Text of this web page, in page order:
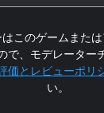
このゲームまた
で、モデレーター
価とレビューポリ
い。